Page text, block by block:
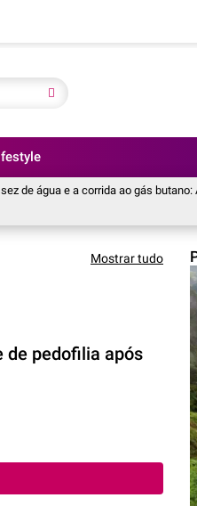
água e a corrida ao gás butano: A
Mostrar tudo
de pedofilia após